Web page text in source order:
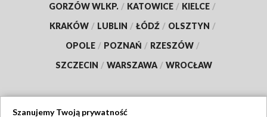
GORZÓW WLKP. / KATOWICE / KIELCE /
KRAKÓW / LUBLIN / ŁÓDŹ / OLSZTYN /
OPOLE / POZNAŃ / RZESZÓW /
SZCZECIN / WARSZAWA / WROCŁAW
Szanujemy Twoją prywatność